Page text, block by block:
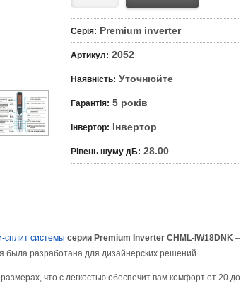
Серія: Premium inverter
Артикул: 2052
Наявність: Уточнюйте
Гарантія: 5 років
Інвертор: Інвертор
Рівень шуму дБ: 28.00
сплит системы серии Premium Inverter CHML-IW18DNK
была разработана для дизайнерских решений.
что с легкостью обеспечит вам комфорт от 20